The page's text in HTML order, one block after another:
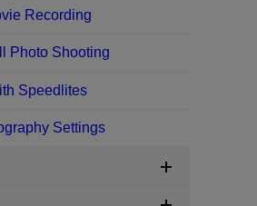
Recording
Photo Shooting
Speedlites
Settings